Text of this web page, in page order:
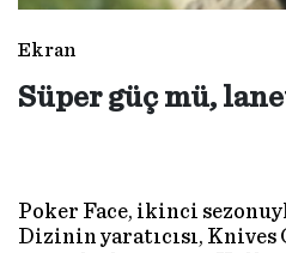
Ekran
Süper güç mü,
Poker Face, ikinci
Dizinin yaratıcısı, Knives